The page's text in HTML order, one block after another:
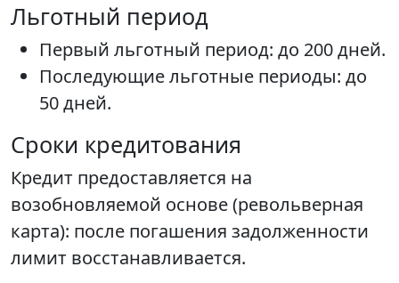
Льготный период
Первый льготный период: до 200 дней.
Последующие льготные периоды: до
50 дней.
Сроки кредитования
Кредит предоставляется на
возобновляемой основе (револьверная
карта): после погашения задолженности
лимит восстанавливается.